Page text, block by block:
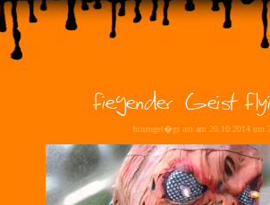
hinzugef�gt am am 20.10.2014 um